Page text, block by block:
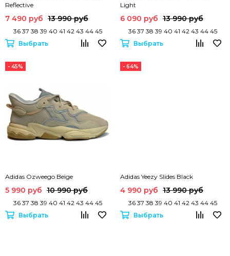
Reflective
7 490 руб 13 990 руб
36 37 38 39 40 41 42 43 44 45
Выбрать
Light
6 090 руб 13 990 руб
36 37 38 39 40 41 42 43 44 45
Выбрать
- 45%
Adidas Ozweego Beige
5 990 руб 10 990 руб
36 37 38 39 40 41 42 43 44 45
Выбрать
- 64%
Adidas Yeezy Slides Black
4 990 руб 13 990 руб
36 37 38 39 40 41 42 43 44 45
Выбрать